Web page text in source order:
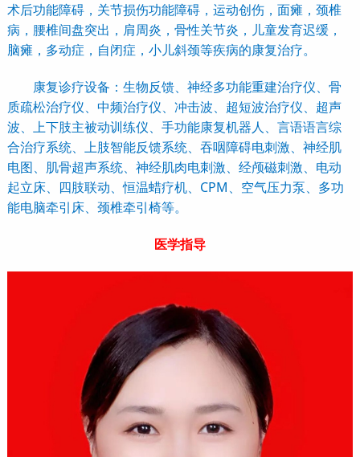
术后功能障碍，关节损伤功能障碍，运动创伤，面瘫，颈椎
病，腰椎间盘突出，肩周炎，骨性关节炎，儿童发育迟缓，
脑瘫，多动症，自闭症，小儿斜颈等疾病的康复治疗。
康复诊疗设备：生物反馈、神经多功能重建治疗仪、骨
质疏松治疗仪、中频治疗仪、冲击波、超短波治疗仪、超声
波、上下肢主被动训练仪、手功能康复机器人、言语语言综
合治疗系统、上肢智能反馈系统、吞咽障碍电刺激、神经肌
电图、肌骨超声系统、神经肌肉电刺激、经颅磁刺激、电动
起立床、四肢联动、恒温蜡疗机、CPM、空气压力泵、多功
能电脑牵引床、颈椎牵引椅等。
医学指导